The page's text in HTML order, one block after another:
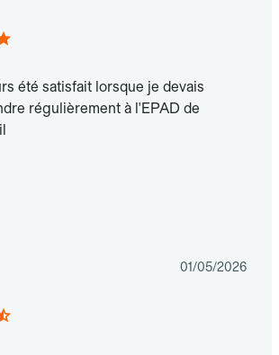
été satisfait lorsque je devais
régulièrement à l'EPAD de
01/05/2026